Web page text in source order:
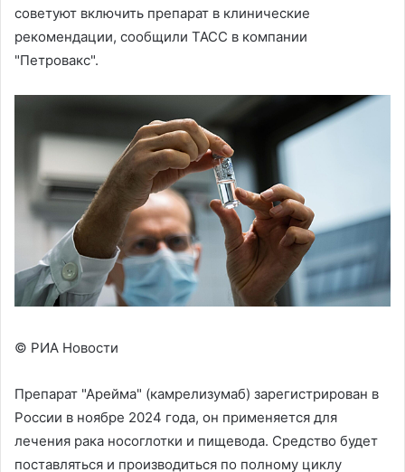
советуют включить препарат в клинические
рекомендации, сообщили ТАСС в компании
"Петровакс".
© РИА Новости
Препарат "Арейма" (камрелизумаб) зарегистрирован в
России в ноябре 2024 года, он применяется для
лечения рака носоглотки и пищевода. Средство будет
поставляться и производиться по полному циклу